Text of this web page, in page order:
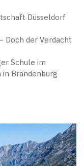
Düsseldorf
Doch der Verdacht
Schule im
Brandenburg